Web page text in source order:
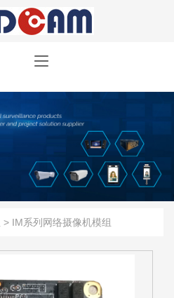
> IM系列网络摄像机模组